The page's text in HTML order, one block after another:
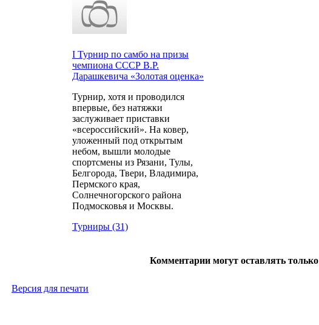
I Турнир по самбо на призы
чемпиона СССР В.Р.
Дарашкевича «Золотая оценка»
Турнир, хотя и проводился
впервые, без натяжки
заслуживает приставки
«всероссийский». На ковер,
уложенный под открытым
небом, вышли молодые
спортсмены из Рязани, Тулы,
Белгорода, Твери, Владимира,
Пермского края,
Солнечногорского района
Подмосковья и Москвы.
Турниры (31)
Комментарии могут оставлять только
Версия для печати